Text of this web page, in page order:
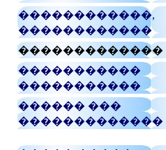
������������,
������������
�������������
�����������
�����������
������ ���
�������������